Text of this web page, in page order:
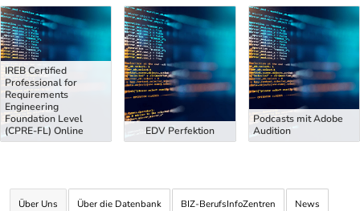
Uber Weiterbildungsvorschläge
IREB Certified
Professional for
Requirements
Engineering
Foundation Level
(CPRE-FL) Online
EDV Perfektion
Podcasts mit Adobe
Audition
Über Uns Über die Datenbank BIZ-BerufsInfoZentren News